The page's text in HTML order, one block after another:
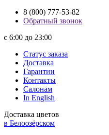
8 (800) 777-53-82
Обратный звонок
с 6:00 до 23:00
Статус заказа
Доставка
Гарантии
Контакты
Салонам
In English
Доставка цветов
в Белоозёрском